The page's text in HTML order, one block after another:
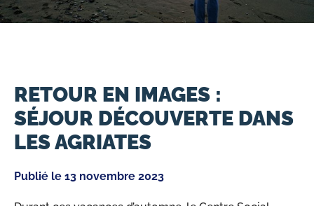
RETOUR EN IMAGES :
SÉJOUR DÉCOUVERTE DANS
LES AGRIATES
Publié le 13 novembre 2023